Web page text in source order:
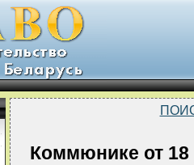
Коммюнике от 18